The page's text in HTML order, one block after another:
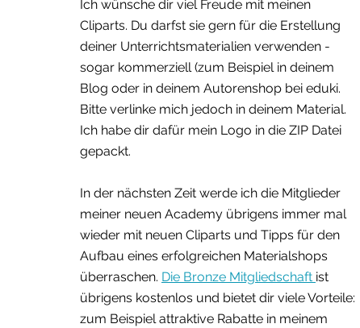
Ich wünsche dir viel Freude mit meinen
Cliparts. Du darfst sie gern für die Erstellung
deiner Unterrichtsmaterialien verwenden -
sogar kommerziell (zum Beispiel in deinem
Blog oder in deinem Autorenshop bei eduki.
Bitte verlinke mich jedoch in deinem Material.
Ich habe dir dafür mein Logo in die ZIP Datei
gepackt.
In der nächsten Zeit werde ich die Mitglieder
meiner neuen Academy übrigens immer mal
wieder mit neuen Cliparts und Tipps für den
Aufbau eines erfolgreichen Materialshops
überraschen. Die Bronze Mitgliedschaft ist
übrigens kostenlos und bietet dir viele Vorteile:
zum Beispiel attraktive Rabatte in meinem